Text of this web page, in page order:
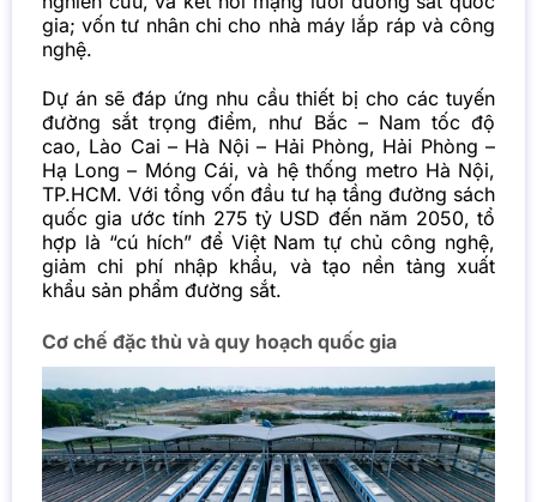
gia; vốn tư nhân chi cho nhà máy lắp ráp và công
nghệ.
Dự án sẽ đáp ứng nhu cầu thiết bị cho các tuyến
đường sắt trọng điểm, như Bắc – Nam tốc độ
cao, Lào Cai – Hà Nội – Hải Phòng, Hải Phòng –
Hạ Long – Móng Cái, và hệ thống metro Hà Nội,
TP.HCM. Với tổng vốn đầu tư hạ tầng đường sách
quốc gia ước tính 275 tỷ USD đến năm 2050, tổ
hợp là “cú hích” để Việt Nam tự chủ công nghệ,
giảm chi phí nhập khẩu, và tạo nền tảng xuất
khẩu sản phẩm đường sắt.
Cơ chế đặc thù và quy hoạch quốc gia